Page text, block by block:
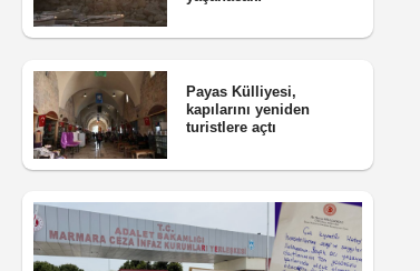
Payas Külliyesi,
kapılarını yeniden
turistlere açtı